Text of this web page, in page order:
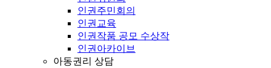
인권주민회의
인권교육
인권작품 공모 수상작
인권아카이브
아동권리 상담